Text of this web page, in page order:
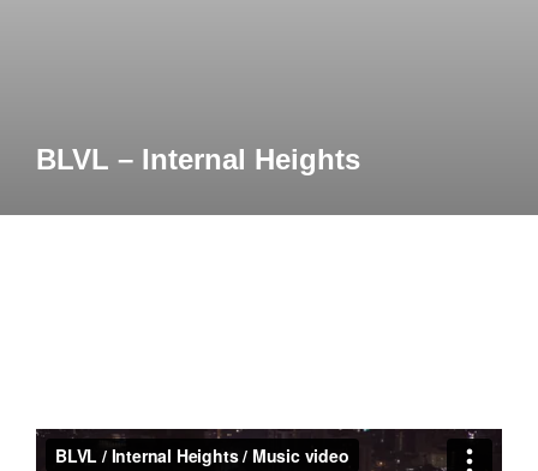
BLVL – Internal Heights